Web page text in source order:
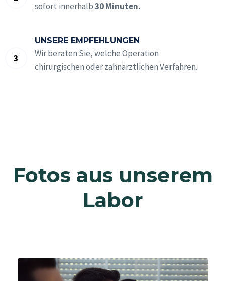
sofort innerhalb30 Minuten.
UNSERE EMPFEHLUNGEN
Wir beraten Sie, welche Operation
chirurgischen oder zahnärztlichen Verfahren.
Fotos aus unserem
Labor